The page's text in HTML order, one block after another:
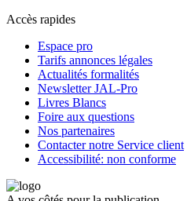
Accès rapides
Espace pro
Tarifs annonces légales
Actualités formalités
Newsletter JAL-Pro
Livres Blancs
Foire aux questions
Nos partenaires
Contacter notre Service client
Accessibilité: non conforme